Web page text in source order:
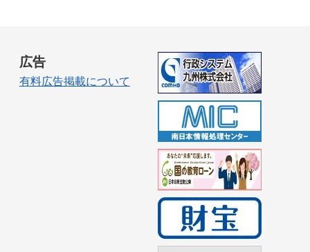
広告
有料広告掲載について